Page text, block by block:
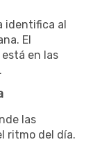
identifica al
El
en las
las
ritmo del día.